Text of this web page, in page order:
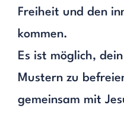
Freiheit und den
kommen.
Es ist möglich,
Mustern zu
gemeinsam mit